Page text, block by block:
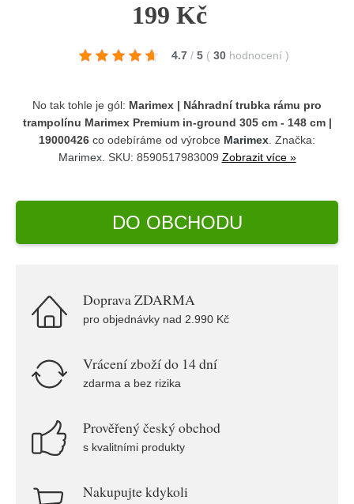
199 Kč
4.7 / 5 ( 30 hodnocení )
No tak tohle je gól: Marimex | Náhradní trubka rámu pro
trampolínu Marimex Premium in-ground 305 cm - 148 cm |
19000426 co odebíráme od výrobce Marimex . Značka:
Marimex. SKU: 8590517983009 Zobrazit více »
DO OBCHODU
Doprava ZDARMA
pro objednávky nad 2.990 Kč
Vrácení zboží do 14 dní
zdarma a bez rizika
Prověřený český obchod
s kvalitními produkty
Nakupujte kdykoli